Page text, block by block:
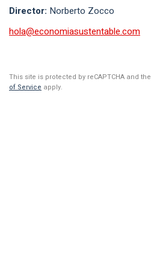
Director: Norberto Zocco
hola@economiasustentable.com
This site is protected by reCAPTCHA and the
of Service apply.